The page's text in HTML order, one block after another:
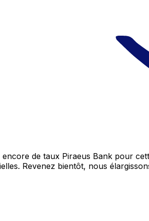
encore de taux Piraeus Bank pour
Revenez bientôt, nous